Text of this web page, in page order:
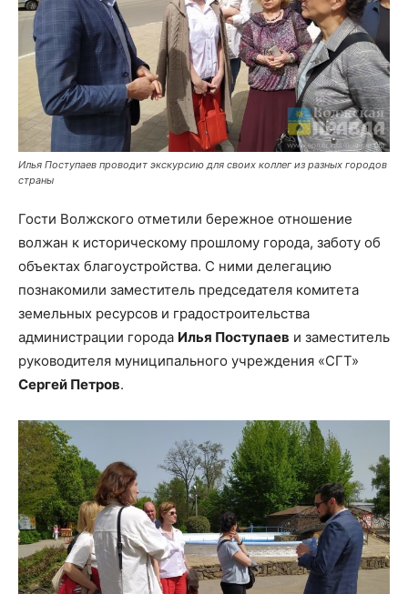
Илья Поступаев проводит экскурсию для своих коллег из разных городов
страны
Гости Волжского отметили бережное отношение
волжан к историческому прошлому города, заботу об
объектах благоустройства. С ними делегацию
познакомили заместитель председателя комитета
земельных ресурсов и градостроительства
администрации города Илья Поступаев и заместитель
руководителя муниципального учреждения «СГТ»
Сергей Петров.